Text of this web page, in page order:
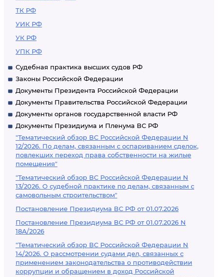
ТК РФ
УИК РФ
УК РФ
УПК РФ
Судебная практика высших судов РФ
Законы Российской Федерации
Документы Президента Российской Федерации
Документы Правительства Российской Федерации
Документы органов государственной власти РФ
Документы Президиума и Пленума ВС РФ
"Тематический обзор ВС Российской Федерации N
12/2026. По делам, связанным с оспариванием сделок,
повлекших переход права собственности на жилые
помещения"
"Тематический обзор ВС Российской Федерации N
13/2026. О судебной практике по делам, связанным с
самовольным строительством"
Постановление Президиума ВС РФ от 01.07.2026
Постановление Президиума ВС РФ от 01.07.2026 N
18А/2026
"Тематический обзор ВС Российской Федерации N
14/2026. О рассмотрении судами дел, связанных с
применением законодательства о противодействии
коррупции и обращением в доход Российской